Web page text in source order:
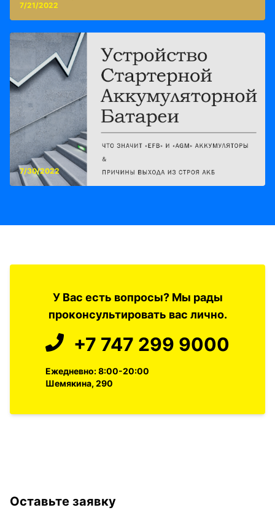
7/21/2022
7/30/2022
У Вас есть вопросы? Мы рады
проконсультировать вас лично.
+7 747 299 9000
Ежедневно: 8:00-20:00
Шемякина, 290
Оставьте заявку